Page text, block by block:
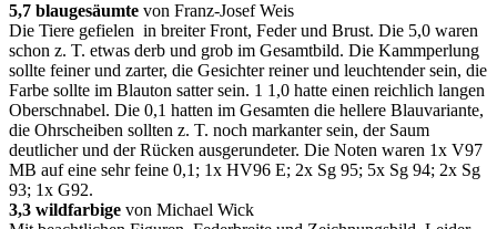
5,7 blaugesäumte von Franz-Josef Weis
Die Tiere gefielen in breiter Front, Feder und Brust. Die 5,0 waren
schon z. T. etwas derb und grob im Gesamtbild. Die Kammperlung
sollte feiner und zarter, die Gesichter reiner und leuchtender sein, die
Farbe sollte im Blauton satter sein. 1 1,0 hatte einen reichlich langen
Oberschnabel. Die 0,1 hatten im Gesamten die hellere Blauvariante,
die Ohrscheiben sollten z. T. noch markanter sein, der Saum
deutlicher und der Rücken ausgerundeter. Die Noten waren 1x V97
MB auf eine sehr feine 0,1; 1x HV96 E; 2x Sg 95; 5x Sg 94; 2x Sg
93; 1x G92.
3,3 wildfarbige von Michael Wick